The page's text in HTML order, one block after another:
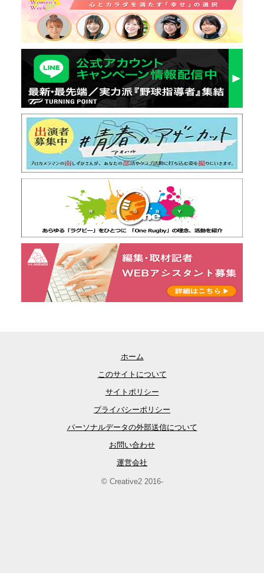
ホーム
このサイトについて
サイトポリシー
プライバシーポリシー
パーソナルデータの外部送信について
お問い合わせ
運営会社
© Creative2 2016-